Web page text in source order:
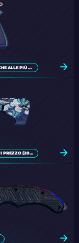
LE MIGLIORI SKIN PER CZ-75 DI CS2: ECONOMICHE ALLE PIÙ CARE
LE MIGLIORI SKIN CS2 AUG IN TUTTE LE FASCE DI PREZZO [2026]